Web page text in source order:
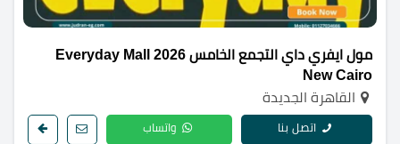
مول ايفري داي التجمع الخامس 2026 Everyday Mall
New Cairo
القاهرة الجديدة
اتصل بنا واتساب